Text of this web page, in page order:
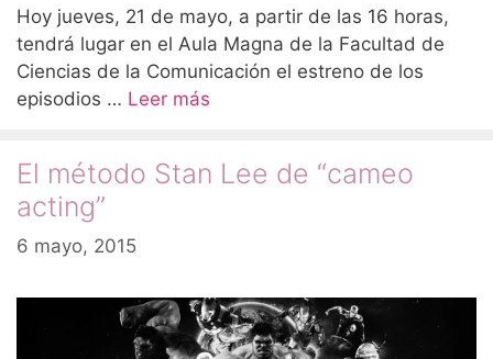
Hoy jueves, 21 de mayo, a partir de las 16 horas,
tendrá lugar en el Aula Magna de la Facultad de
Ciencias de la Comunicación el estreno de los
episodios … Leer más
El método Stan Lee de “cameo
acting”
6 mayo, 2015